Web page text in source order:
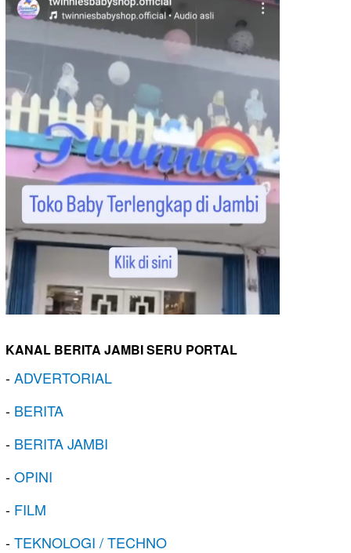
KANAL BERITA JAMBI SERU PORTAL
-ADVERTORIAL
- BERITA
- BERITA JAMBI
-OPINI
- FILM
-TEKNOLOGI / TECHNO